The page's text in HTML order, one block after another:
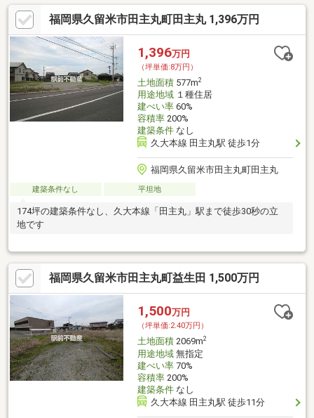
福岡県久留米市田主丸町田主丸 1,396万円
1,396万円
（坪単価:8万円）
土地面積577m2
用途地域１種住居
建ぺい率60%
容積率200%
建築条件なし
久大本線 田主丸駅 徒歩1分
福岡県久留米市田主丸町田主丸
建築条件なし 平坦地
174坪の建築条件なし、久大本線「田主丸」駅まで徒歩30秒の立
地です
福岡県久留米市田主丸町益生田 1,500万円
1,500万円
（坪単価:2.40万円）
土地面積2069m2
用途地域無指定
建ぺい率70%
容積率200%
建築条件なし
久大本線 田主丸駅 徒歩11分